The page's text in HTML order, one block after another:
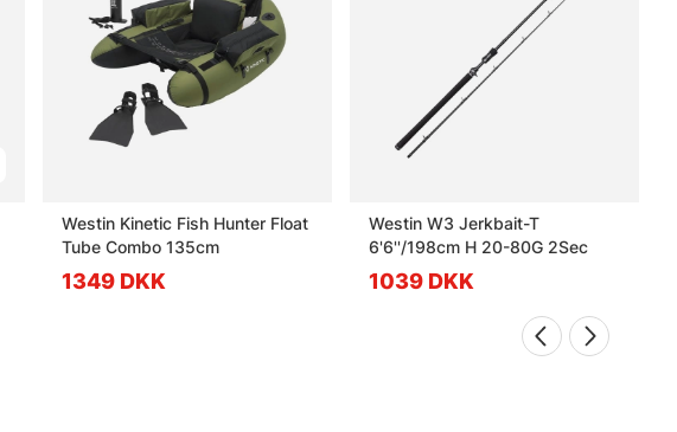
Westin Kinetic Fish Hunter Float
Tube Combo 135cm
1349 DKK
Westin W3 Jerkbait-T
6'6''/198cm H 20-80G 2Sec
1039 DKK